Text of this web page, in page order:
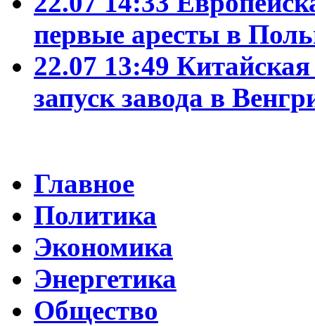
первые аресты в
22.07 13:49
запуск завода в
Главное
Политика
Экономика
Энергетика
Общество